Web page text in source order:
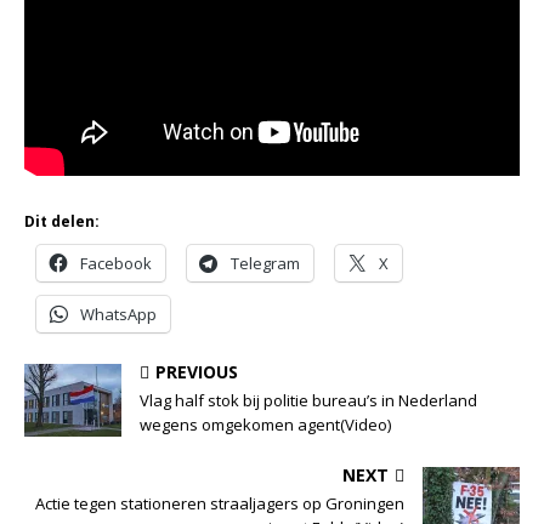
Dit delen:
Facebook Telegram X
WhatsApp
PREVIOUS
Vlag half stok bij politie bureau’s in Nederland
wegens omgekomen agent(Video)
NEXT
Actie tegen stationeren straaljagers op Groningen